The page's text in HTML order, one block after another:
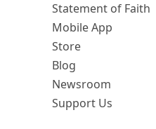
Statement of Faith
Mobile App
Store
Blog
Newsroom
Support Us